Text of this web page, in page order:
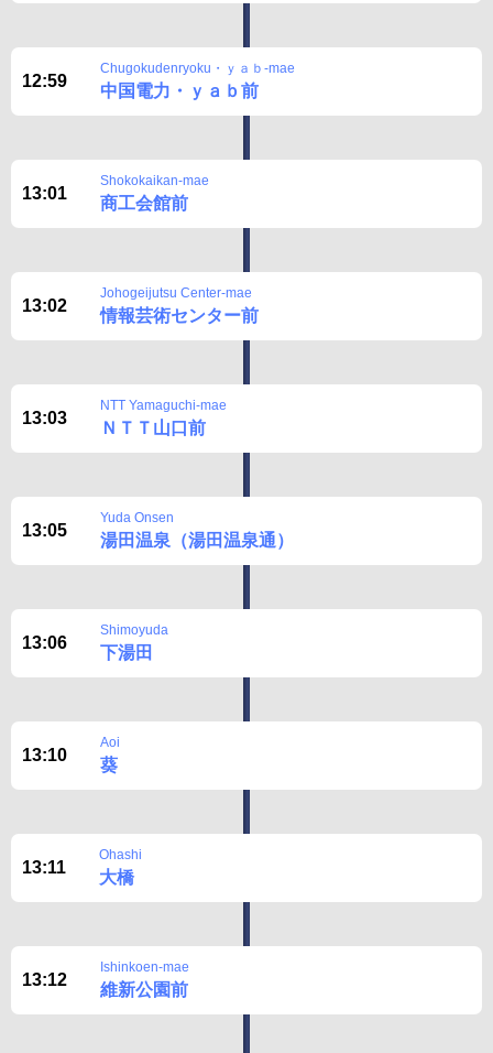
12:59
Chugokudenryoku・ｙａｂ-mae
中国電力・ｙａｂ前
13:01
Shokokaikan-mae
商工会館前
13:02
Johogeijutsu Center-mae
情報芸術センター前
13:03
NTT Yamaguchi-mae
ＮＴＴ山口前
13:05
Yuda Onsen
湯田温泉（湯田温泉通）
13:06
Shimoyuda
下湯田
13:10
Aoi
葵
13:11
Ohashi
大橋
13:12
Ishinkoen-mae
維新公園前